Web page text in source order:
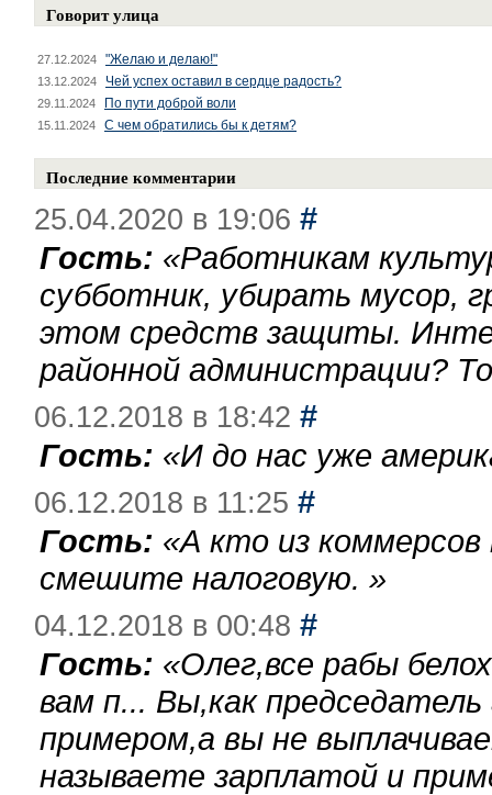
Говорит улица
27.12.2024 "Желаю и делаю!"
13.12.2024 Чей успех оставил в сердце радость?
29.11.2024 По пути доброй воли
15.11.2024 С чем обратились бы к детям?
Последние комментарии
25.04.2020 в 19:06 #
Гость: «Работникам
субботник, убирать мусор,
этом средств защиты.
районной администрации?
06.12.2018 в 18:42 #
Гость: «И до нас уже
06.12.2018 в 11:25 #
Гость: «А кто из
смешите налоговую. »
04.12.2018 в 00:48 #
Гость: «Олег,все рабы
вам п... Вы,как
примером,а вы не
называете зарплатой и